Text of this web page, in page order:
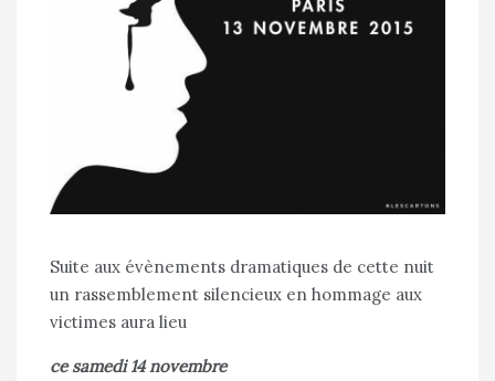
Suite aux évènements dramatiques de cette nuit
un rassemblement silencieux en hommage aux
victimes aura lieu
ce samedi 14 novembre